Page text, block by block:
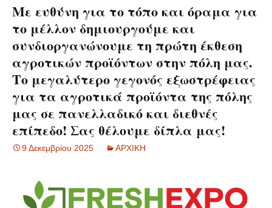
Με ευθύνη για το τόπο και όραμα για
το μέλλον δημιουργούμε και
συνδιοργανώνουμε τη πρώτη έκθεση
αγροτικών προϊόντων στην πόλη μας.
Το μεγαλύτερο γεγονός εξωστρέφειας
για τα αγροτικά προϊόντα της πόλης
μας σε πανελλαδικό και διεθνές
επίπεδο! Σας θέλουμε δίπλα μας!
9 Δεκεμβρίου 2025 ΑΡΧΙΚΗ